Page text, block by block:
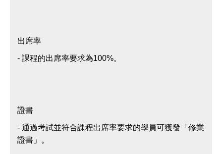
出席率
- 課程的出席率要求為100%。
證書
- 通過考試並符合課程出席率要求的學員可獲發「修業
證書」。